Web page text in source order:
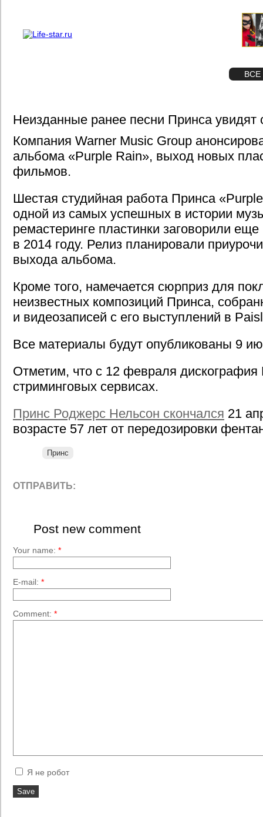
ВСЕ
Неизданные ранее песни Принса увидят
Компания Warner Music Group
альбома «Purple Rain», выход новых
фильмов.
Шестая студийная работа Принса
одной из самых успешных в истории
ремастеринге пластинки заговорили
в 2014 году. Релиз планировали
выхода альбома.
Кроме того, намечается сюрприз для
неизвестных композиций Принса,
и видеозаписей с его выступлений в
Все материалы будут опубликованы 9
Отметим, что с 12 февраля дискография
стриминговых сервисах.
Принс Роджерс Нельсон скончался 21
возрасте 57 лет от передозировки
Принс
ОТПРАВИТЬ:
Post new comment
Your name: *
E-mail: *
Comment: *
Я не робот